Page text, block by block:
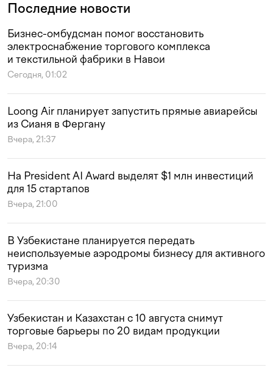
Последние новости
Бизнес-омбудсман помог восстановить
электроснабжение торгового комплекса
и текстильной фабрики в Навои
Сегодня, 01:02
Loong Air планирует запустить прямые авиарейсы
из Сианя в Фергану
Вчера, 21:37
На President AI Award выделят $1 млн инвестиций
для 15 стартапов
Вчера, 21:00
В Узбекистане планируется передать
неиспользуемые аэродромы бизнесу для активного
туризма
Вчера, 20:30
Узбекистан и Казахстан с 10 августа снимут
торговые барьеры по 20 видам продукции
Вчера, 20:14